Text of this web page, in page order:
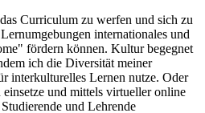
Curriculum zu werfen und sich zu
internationales und
fördern können. Kultur begegnet
ich die Diversität meiner
interkulturelles Lernen nutze. Oder
und mittels virtueller online
und Lehrende